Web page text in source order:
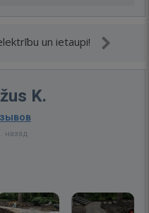
un ietaupi!
K.
назад